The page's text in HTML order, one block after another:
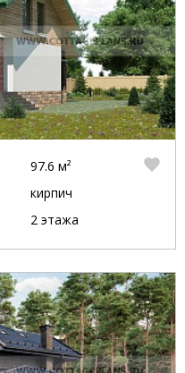
97.6 м²
кирпич
2 этажа